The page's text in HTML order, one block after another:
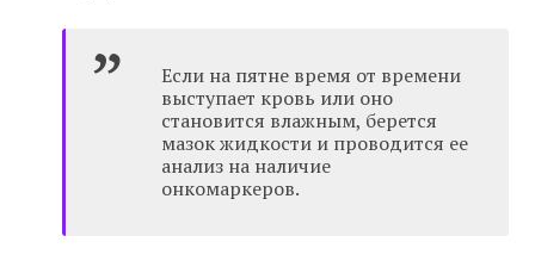
Если на пятне время от времени
выступает кровь или оно
становится влажным, берется
мазок жидкости и проводится ее
анализ на наличие
онкомаркеров.